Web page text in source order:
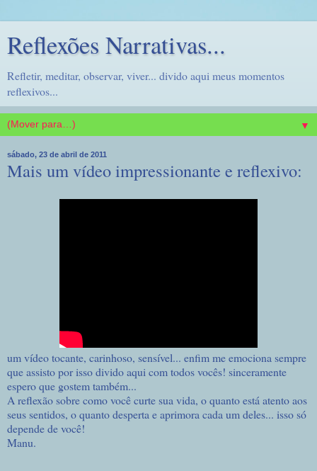
Reflexões Narrativas...
Refletir, meditar, observar, viver... divido aqui meus momentos
reflexivos...
▼
sábado, 23 de abril de 2011
Mais um vídeo impressionante e reflexivo:
um vídeo tocante, carinhoso, sensível... enfim me emociona sempre
que assisto por isso divido aqui com todos vocês! sinceramente
espero que gostem também...
A reflexão sobre como você curte sua vida, o quanto está atento aos
seus sentidos, o quanto desperta e aprimora cada um deles... isso só
depende de você!
Manu.